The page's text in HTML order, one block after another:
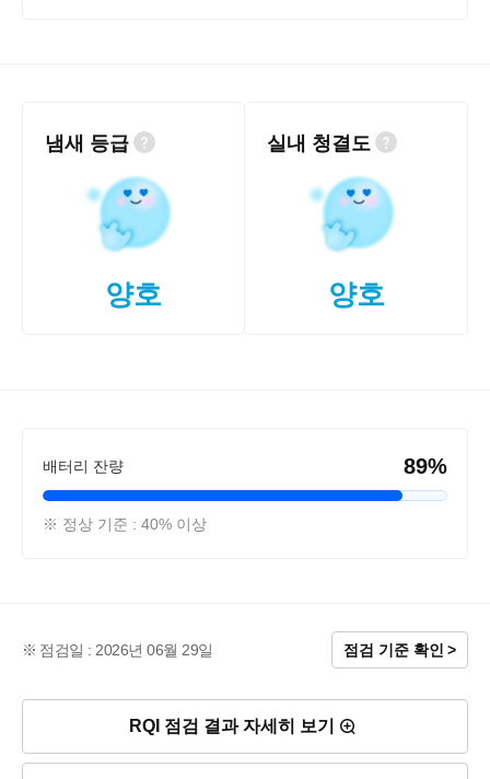
냄새 등급
양호
실내 청결도
양호
배터리 잔량 89%
※ 정상 기준 : 40% 이상
점검일 : 2026년 06월 29일 점검 기준 확인
RQI 점검 결과 자세히 보기